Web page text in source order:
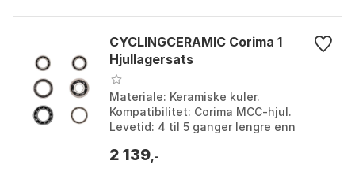
CYCLINGCERAMIC Corima 1
Hjullagersats
Materiale: Keramiske kuler.
Kompatibilitet: Corima MCC-hjul.
Levetid: 4 til 5 ganger lengre enn
Spesialfett som beskytter m...
2 139 ,-